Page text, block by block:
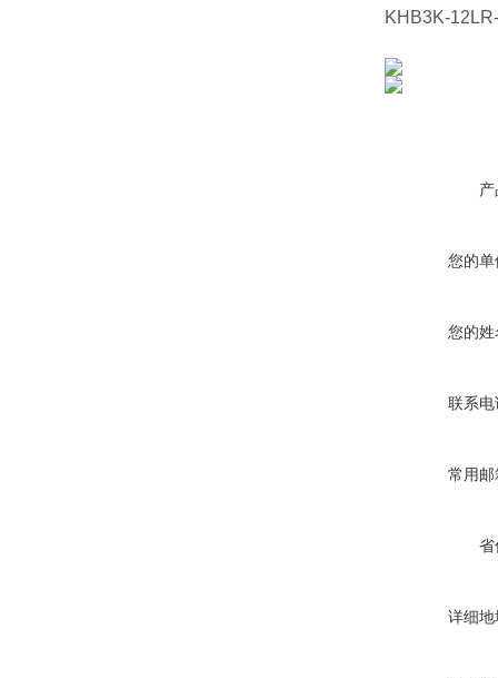
KHB3K-
您的
您的
联系
常用
省
详细